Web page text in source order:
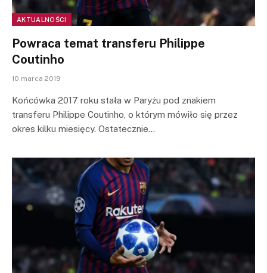
AKTUALNOŚCI
Powraca temat transferu Philippe
Coutinho
10 marca 2019
Końcówka 2017 roku stała w Paryżu pod znakiem
transferu Philippe Coutinho, o którym mówiło się przez
okres kilku miesięcy. Ostatecznie…